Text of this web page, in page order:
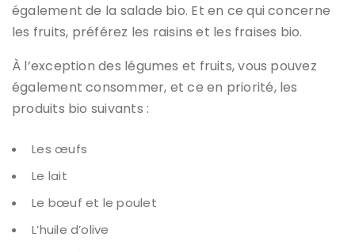
également de la salade bio. Et en ce qui concerne
les fruits, préférez les raisins et les fraises bio.
À l’exception des légumes et fruits, vous pouvez
également consommer, et ce en priorité, les
produits bio suivants :
Les œufs
Le lait
Le bœuf et le poulet
L’huile d’olive